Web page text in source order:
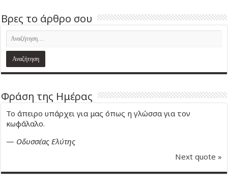
Βρες το άρθρο σου
Φράση της Ημέρας
Το άπειρο υπάρχει για μας όπως η γλώσσα για τον
κωφάλαλο.
— Οδυσσέας Ελύτης
Next quote »